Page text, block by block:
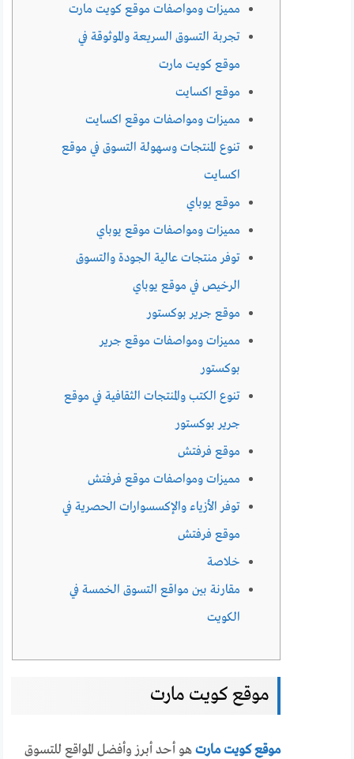
مميزات ومواصفات موقع كويت مارت
تجربة التسوق السريعة والموثوقة في
موقع كويت مارت
موقع اكسايت
مميزات ومواصفات موقع اكسايت
تنوع المنتجات وسهولة التسوق في موقع
اكسايت
موقع يوباي
مميزات ومواصفات موقع يوباي
توفر منتجات عالية الجودة والتسوق
الرخيص في موقع يوباي
موقع جرير بوكستور
مميزات ومواصفات موقع جرير
بوكستور
تنوع الكتب والمنتجات الثقافية في موقع
جرير بوكستور
موقع فرفتش
مميزات ومواصفات موقع فرفتش
توفر الأزياء والإكسسوارات الحصرية في
موقع فرفتش
خلاصة
مقارنة بين مواقع التسوق الخمسة في
الكويت
موقع كويت مارت
موقع كويت مارتهو أحد أبرز وأفضل المواقع للتسوق